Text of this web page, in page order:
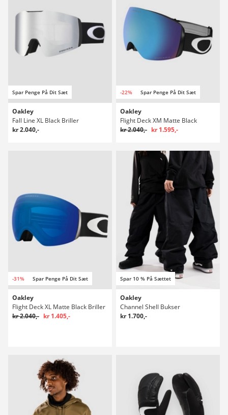
Spar Penge På Dit Sæt
Oakley
Fall Line XL Black Briller
kr 2.040,-
-22% Spar Penge På Dit Sæt
Oakley
Flight Deck XM Matte Black
kr 2.040,- kr 1.595,-
-31% Spar Penge På Dit Sæt
Oakley
Flight Deck XL Matte Black Briller
kr 2.040,- kr 1.405,-
Spar 10 % På Sættet
Oakley
Channel Shell Bukser
kr 1.700,-